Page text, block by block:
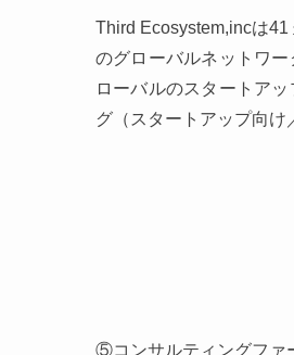
Third Ecosystem,incは
のグローバルネットワ
ローバルのスタートア
グ（スタートアップ向
⑤コンサルティングファ